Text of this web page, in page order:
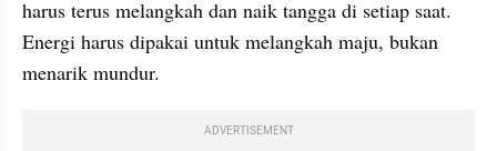
harus terus melangkah dan naik tangga di setiap saat.
Energi harus dipakai untuk melangkah maju, bukan
menarik mundur.
ADVERTISEMENT